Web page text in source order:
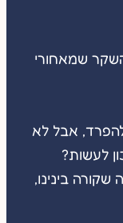
שמאחורי
להפרד, אבל לא
לעשות?
בינינו,